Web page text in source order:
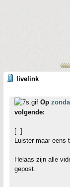
livelink
Op
volgende:
[..]
Luister maar eens
Helaas zijn alle
gepost.